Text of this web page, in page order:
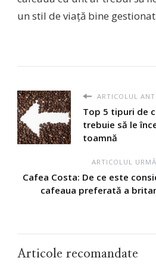
un stil de viață bine
ARTICOLUL
Top 5 tipuri de
trebuie să le
toamnă
ARTICOLUL
Cafea Costa: De ce este
cafeaua preferată a
Articole recomandate